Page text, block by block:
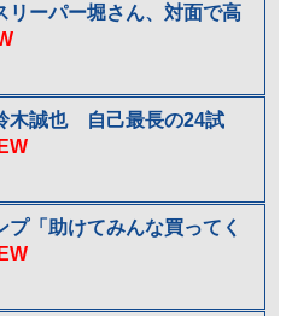
リーパー堀さん、対面で高
木誠也 自己最長の24試
プ「助けてみんな買ってく